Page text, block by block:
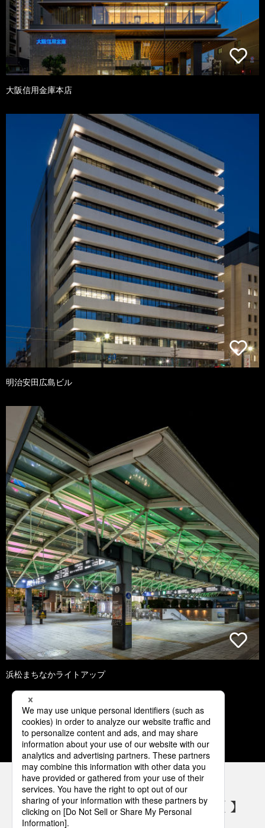
大阪信用金庫本店
明治安田広島ビル
浜松まちなかライトアップ
1 2 3 4 5
パナソニックの電気設備 SNSアカウント